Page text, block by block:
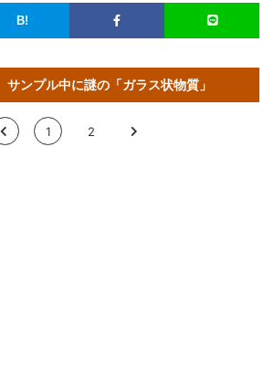
サンプル中に謎の「ガラス状物質」
< 1 2 >